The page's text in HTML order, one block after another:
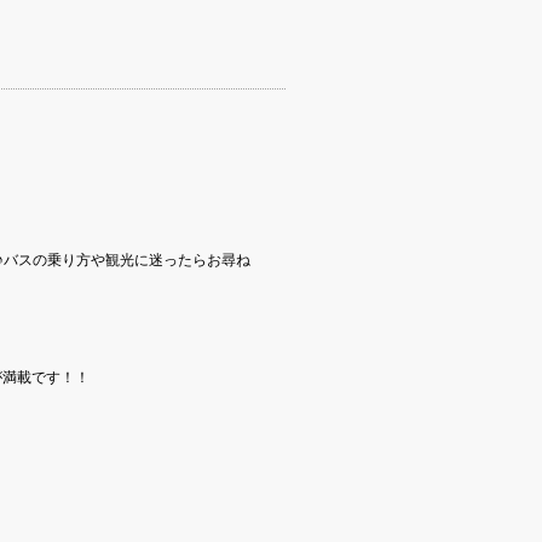
スの乗り方や観光に迷ったらお尋ね
載です！！